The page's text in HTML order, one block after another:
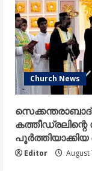
Church News
Editor August